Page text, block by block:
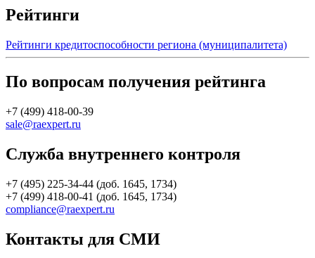
Рейтинги
Рейтинги кредитоспособности региона (муниципалитета)
По вопросам получения рейтинга
+7 (499) 418-00-39
sale@raexpert.ru
Служба внутреннего контроля
+7 (495) 225-34-44 (доб. 1645, 1734)
+7 (499) 418-00-41 (доб. 1645, 1734)
compliance@raexpert.ru
Контакты для СМИ